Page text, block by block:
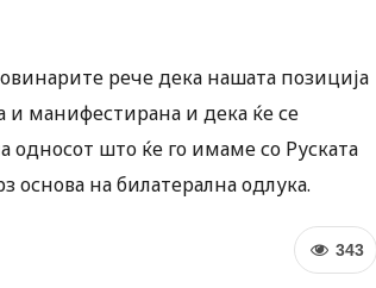
рече дека нашата позиција
и манифестирана и дека ќе се
што ќе го имаме со Руската
основа на билатерална одлука.
343